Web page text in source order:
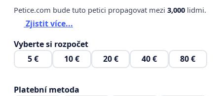
Petice.com bude tuto petici propagovat mezi 3,000 lidmi.
Zjistit více...
Vyberte si rozpočet
5 €
10 € 20 € 40 € 80 €
Platební metoda